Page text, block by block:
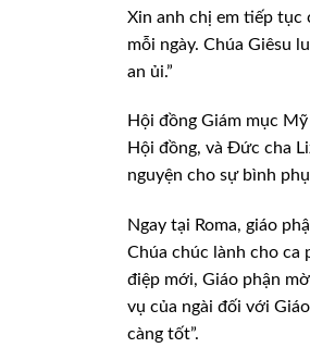
Xin anh chị em tiếp tục
mỗi ngày. Chúa Giêsu
an ủi.”
Hội đồng Giám mục
Hội đồng, và Đức cha
nguyện cho sự bình
Ngay tại Roma, giáo
Chúa chúc lành cho ca
điệp mới, Giáo phận
vụ của ngài đối với
càng tốt”.